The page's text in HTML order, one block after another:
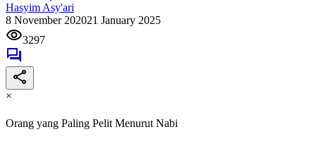
Hasyim Asy'ari
8 November 202021 January 2025
3297
×
Orang yang Paling Pelit Menurut Nabi